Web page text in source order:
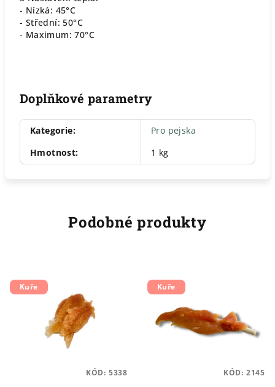
- Nízká: 45°C
- Střední: 50°C
- Maximum: 70°C
Doplňkové parametry
Kategorie:
Pro pejska
Hmotnost: 1 kg
Podobné produkty
Kuře
KÓD: 5338
Kuře
KÓD: 2145